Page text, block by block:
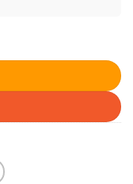
Brilliant